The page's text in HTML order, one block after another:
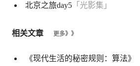
北京之旅day5「光影集」
相关文章 更多》》
《现代生活的秘密规则：算法》